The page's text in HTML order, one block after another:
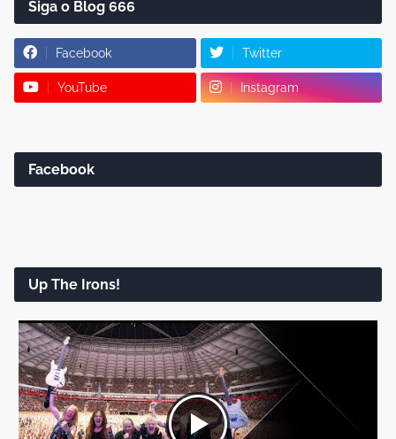
Siga o Blog 666
Facebook Twitter
YouTube Instagram
Facebook
Up The Irons!